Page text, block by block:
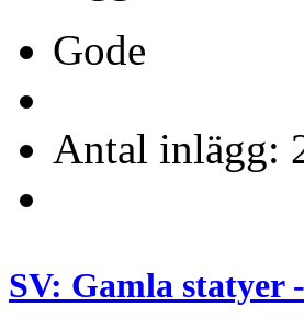
Gode
Antal inlägg:
SV: Gamla